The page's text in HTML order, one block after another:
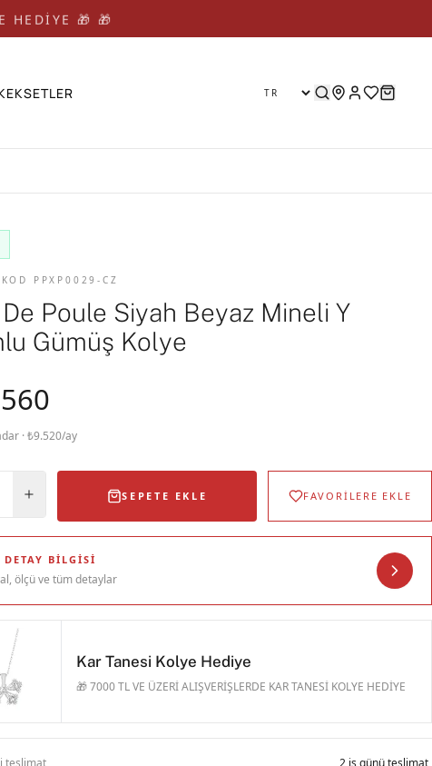
HEDİYE 🎁 🎁
SETLER
PPXP0029-CZ
Poule Siyah Beyaz Mineli Y
Gümüş Kolye
· ₺9.520/ay
SEPETE EKLE FAVORİLERE EKLE
DETAY BILGISI
ölçü ve tüm detaylar
Kar Tanesi Kolye Hediye
🎁 7000 TL VE ÜZERİ ALIŞVERİŞLERDE KAR TANESİ KOLYE HEDİYE
teslimat 2 iş günü teslimat